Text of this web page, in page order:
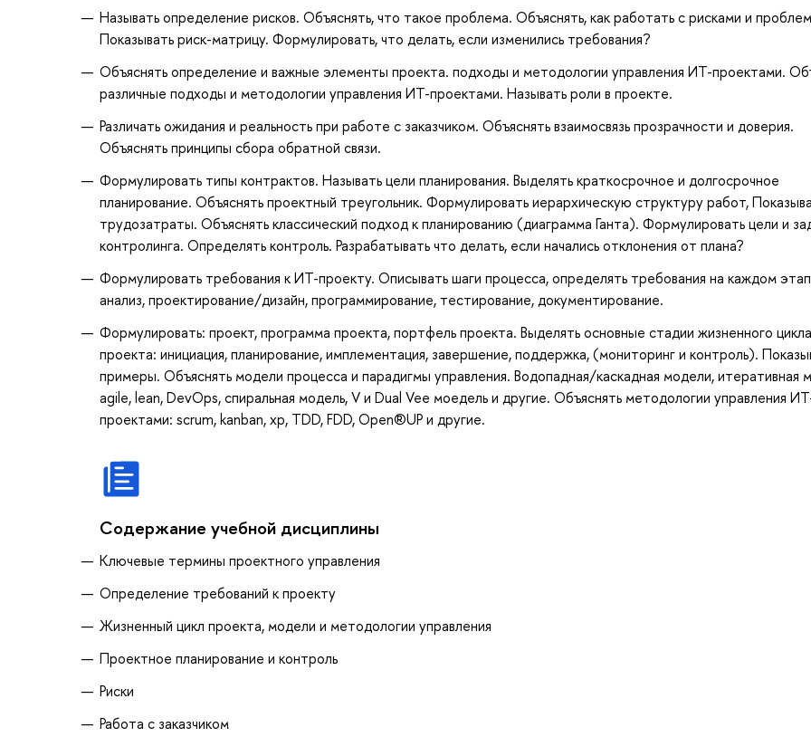
Называть определение рисков. Объяснять, что такое проблема. Объяснять, как работать с рисками и
Показывать риск-матрицу. Формулировать, что делать, если изменились требования?
Объяснять определение и важные элементы проекта. подходы и методологии управления ИТ-проектами.
различные подходы и методологии управления ИТ-проектами. Называть роли в проекте.
Различать ожидания и реальность при работе с заказчиком. Объяснять взаимосвязь прозрачности и доверия.
Объяснять принципы сбора обратной связи.
Формулировать типы контрактов. Называть цели планирования. Выделять краткосрочное и долгосрочное
планирование. Объяснять проектный треугольник. Формулировать иерархическую структуру работ,
трудозатраты. Объяснять классический подход к планированию (диаграмма Ганта). Формулировать цели и
контролинга. Определять контроль. Разрабатывать что делать, если начались отклонения от плана?
Формулировать требования к ИТ-проекту. Описывать шаги процесса, определять требования на каждом
анализ, проектирование/дизайн, программирование, тестирование, документирование.
Формулировать: проект, программа проекта, портфель проекта. Выделять основные стадии жизненного цикла
проекта: инициация, планирование, имплементация, завершение, поддержка, (мониторинг и контроль).
примеры. Объяснять модели процесса и парадигмы управления. Водопадная/каскадная модели, итеративная
agile, lean, DevOps, спиральная модель, V и Dual Vee моедель и другие. Объяснять методологии управления
проектами: scrum, kanban, xp, TDD, FDD, Open®UP и другие.
Содержание учебной дисциплины
Ключевые термины проектного управления
Определение требований к проекту
Жизненный цикл проекта, модели и методологии управления
Проектное планирование и контроль
Риски
Работа с заказчиком